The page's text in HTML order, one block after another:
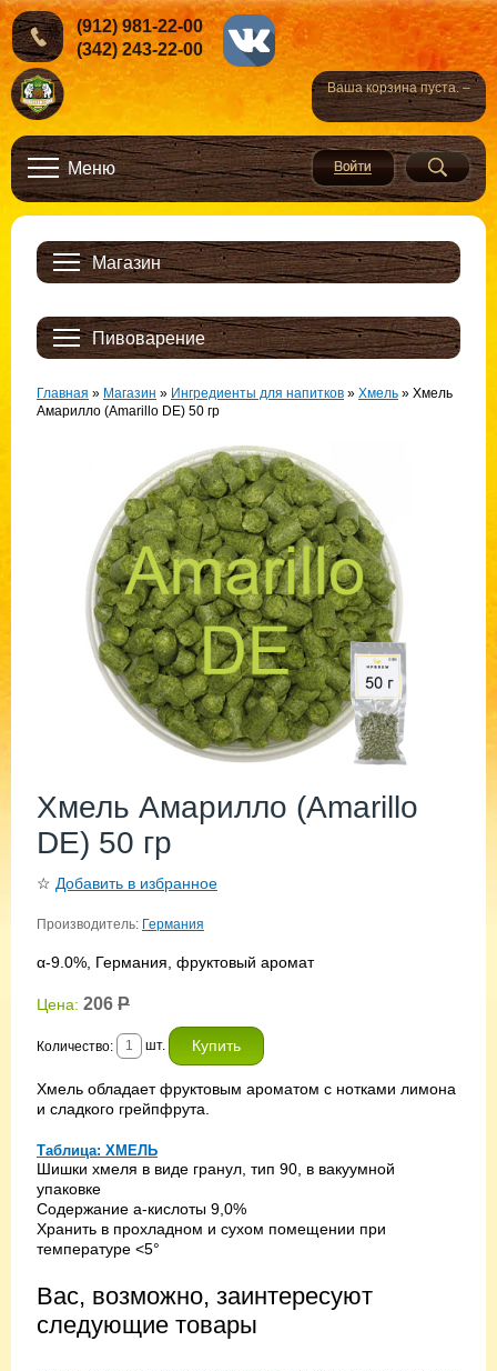
Ваша корзина пуста. –
(912) 981-22-00
(342) 243-22-00
Меню
Магазин
Пивоварение
Главная » Магазин » Ингредиенты для напитков » Хмель » Хмель
Амарилло (Amarillo DE) 50 гр
Хмель Амарилло (Amarillo
DE) 50 гр
☆ Добавить в избранное
Производитель: Германия
α-9.0%, Германия, фруктовый аромат
Цена: 206 Р
Количество: шт.
Хмель обладает фруктовым ароматом с нотками лимона
и сладкого грейпфрута.
Таблица: ХМЕЛЬ
Шишки хмеля в виде гранул, тип 90, в вакуумной
упаковке
Содержание а-кислоты 9,0%
Хранить в прохладном и сухом помещении при
температуре <5°
Вас, возможно, заинтересуют
следующие товары